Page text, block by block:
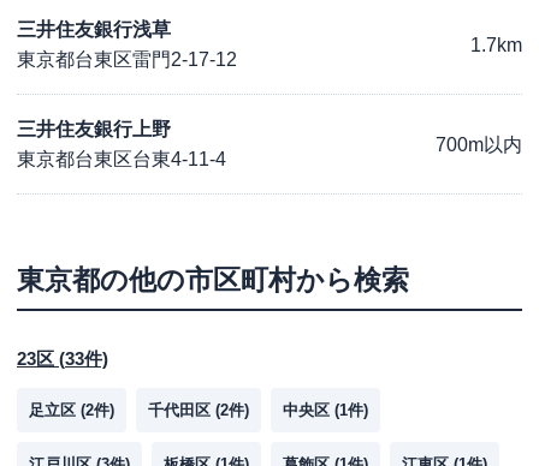
三井住友銀行浅草
東京都台東区雷門2-17-12
1.7km
三井住友銀行上野
東京都台東区台東4-11-4
700m以内
東京都の他の市区町村から検索
23区 (33件)
足立区 (2件) 千代田区 (2件) 中央区 (1件)